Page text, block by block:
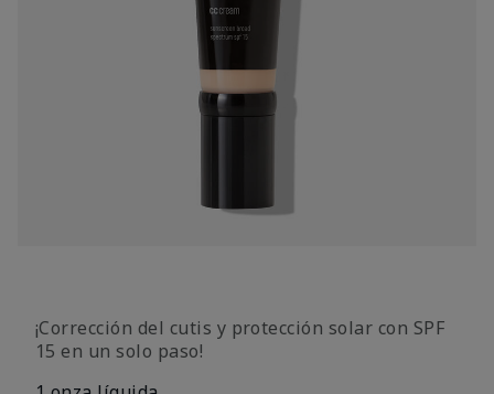
¡Corrección del cutis y protección solar con SPF
15 en un solo paso!